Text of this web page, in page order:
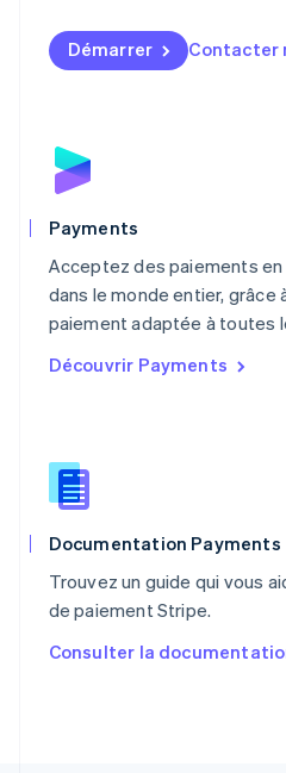
Démarrer Contacter
Payments
Acceptez des paiements
dans le monde entier, grâce
paiement adaptée à toutes
Découvrir Payments
Documentation Payments
Trouvez un guide qui vous
de paiement Stripe.
Consulter la
English简体中文
Malte
English
English
NederlandsEnglish
Pologne
English
PortuguêsEnglish
English
Roumanie
English
Royaume-Uni
Singapour
English简体中文
English